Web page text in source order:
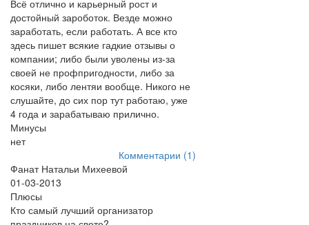
Всё отлично и карьерный рост и
достойный зароботок. Везде можно
заработать, если работать. А все кто
здесь пишет всякие гадкие отзывы о
компании; либо были уволены из-за
своей не профпригодности, либо за
косяки, либо лентяи вообще. Никого не
слушайте, до сих пор тут работаю, уже
4 года и зарабатываю прилично.
Минусы
нет
Комментарии (1)
Фанат Натальи Михеевой
01-03-2013
Плюсы
Кто самый лучший организатор